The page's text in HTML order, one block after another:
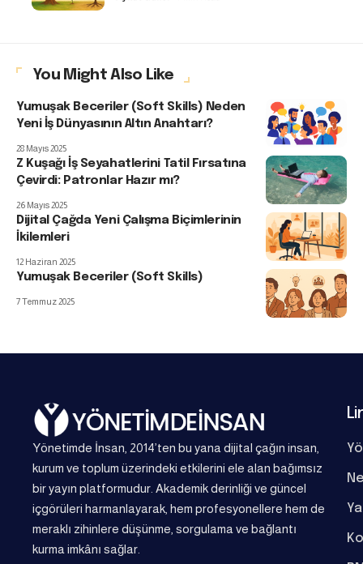
You Might Also Like
Yumuşak Beceriler (Soft Skills) Neden
Yeni İş Dünyasının Altın Anahtarı?
28 Mayıs 2025
Z Kuşağı İş Seyahatlerini Tatil Fırsatına
Çevirdi: Patronlar Hazır mı?
26 Mayıs 2025
Dijital Çağda Yeni Çalışma Biçimlerinin
İkilemleri
12 Haziran 2025
Yumuşak Beceriler (Soft Skills)
7 Temmuz 2025
Yönetimde İnsan, 2014’ten bu yana dijital çağın insan,
kurum ve toplum üzerindeki etkilerini ele alan bağımsız
bir yayın platformudur. Akademik derinliği ve güncel
içgörüleri harmanlayarak, hem profesyonellere hem de
meraklı zihinlere düşünme, sorgulama ve bağlantı
kurma imkânı sağlar.